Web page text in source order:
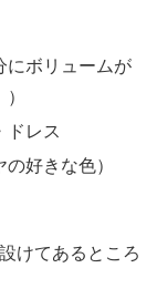
にボリュームが
ドレス
好きな色）
けてあるところ